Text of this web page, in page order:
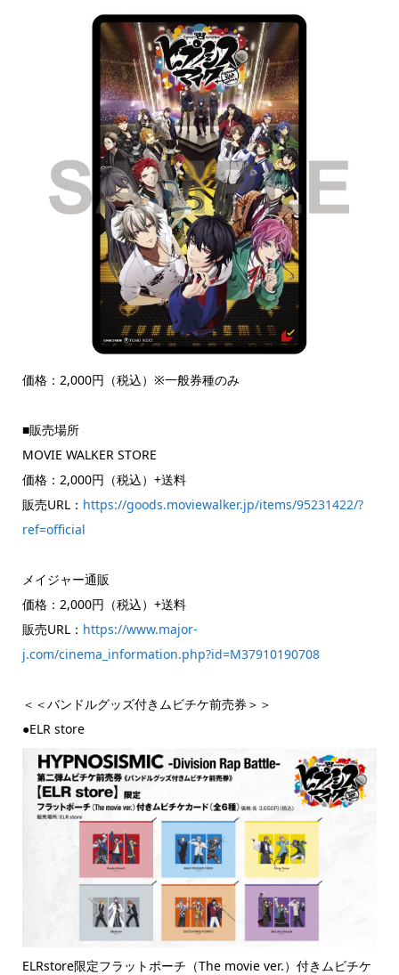
価格：2,000円（税込）※一般券種のみ
■販売場所
MOVIE WALKER STORE
価格：2,000円（税込）+送料
販売URL： https://goods.moviewalker.jp/items/95231422/?
ref=official
メイジャー通販
価格：2,000円（税込）+送料
販売URL： https://www.major-
j.com/cinema_information.php?id=M37910190708
＜＜バンドルグッズ付きムビチケ前売券＞＞
●ELR store
ELRstore限定フラットポーチ（The movie ver.）付きムビチケ